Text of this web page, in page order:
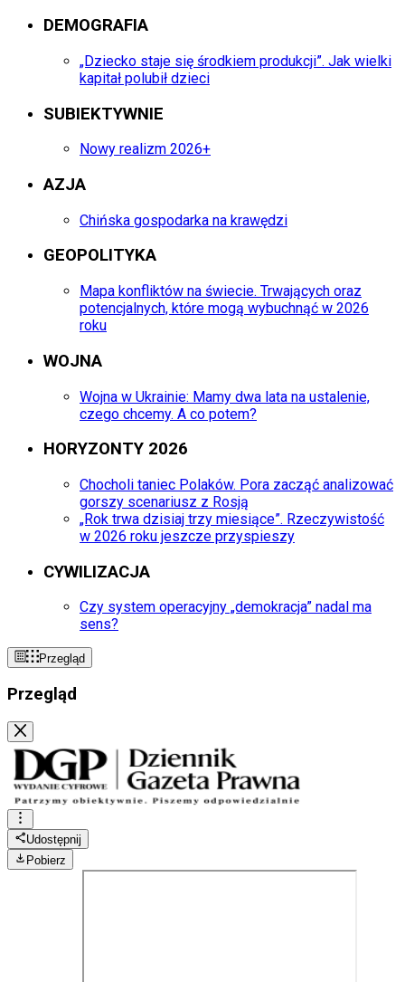
DEMOGRAFIA
„Dziecko staje się środkiem produkcji”. Jak wielki
kapitał polubił dzieci
SUBIEKTYWNIE
Nowy realizm 2026+
AZJA
Chińska gospodarka na krawędzi
GEOPOLITYKA
Mapa konfliktów na świecie. Trwających oraz
potencjalnych, które mogą wybuchnąć w 2026
roku
WOJNA
Wojna w Ukrainie: Mamy dwa lata na ustalenie,
czego chcemy. A co potem?
HORYZONTY 2026
Chocholi taniec Polaków. Pora zacząć analizować
gorszy scenariusz z Rosją
„Rok trwa dzisiaj trzy miesiące”. Rzeczywistość
w 2026 roku jeszcze przyspieszy
CYWILIZACJA
Czy system operacyjny „demokracja” nadal ma
sens?
Przegląd
Przegląd
Udostępnij
Pobierz